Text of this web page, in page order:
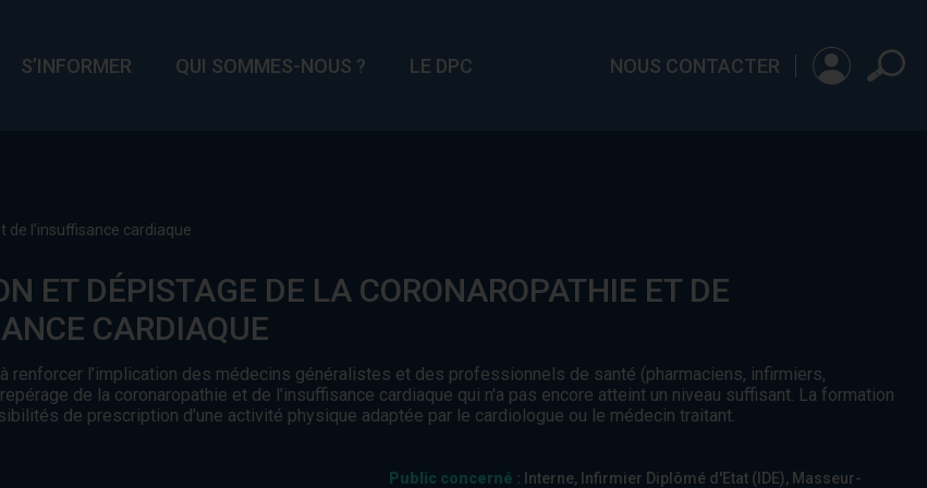
S’INFORMER QUI SOMMES-NOUS ? LE DPC NOUS CONTACTER
l’insuffisance cardiaque
ET DÉPISTAGE DE LA CORONAROPATHIE ET DE
CARDIAQUE
renforcer l’implication des médecins généralistes et des professionnels de santé (pharmaciens, infirmiers,
de la coronaropathie et de l’insuffisance cardiaque qui n'a pas encore atteint un niveau suffisant. La formation
de prescription d’une activité physique adaptée par le cardiologue ou le médecin traitant.
Public concerné : Interne, Infirmier Diplômé d'Etat (IDE), Masseur-